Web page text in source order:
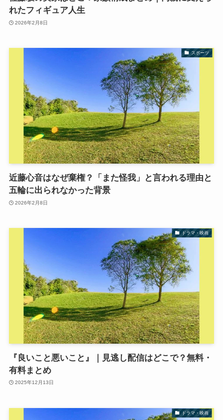
れたフィギュア人生
2026年2月8日
スポーツ
近藤心音はなぜ棄権？「また怪我」と言われる理由と
五輪に出られなかった背景
2026年2月8日
ドラマ・映画
『良いこと悪いこと』｜見逃し配信はどこで？無料・
有料まとめ
2025年12月13日
ドラマ・映画